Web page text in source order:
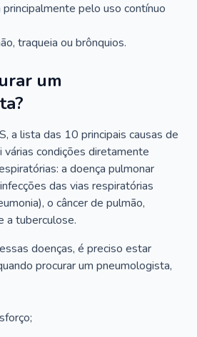
principalmente pelo uso contínuo
traqueia ou brônquios.
um
a lista das 10 principais causas de
várias condições diretamente
a doença pulmonar
das vias respiratórias
o câncer de pulmão,
a tuberculose.
doenças, é preciso estar
procurar um pneumologista,